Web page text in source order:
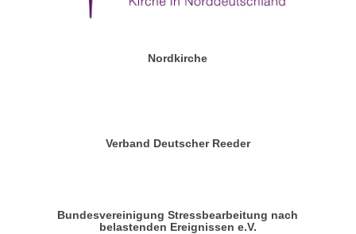
Nordkirche
Verband Deutscher Reeder
Bundesvereinigung Stressbearbeitung nach
belastenden Ereignissen e.V.